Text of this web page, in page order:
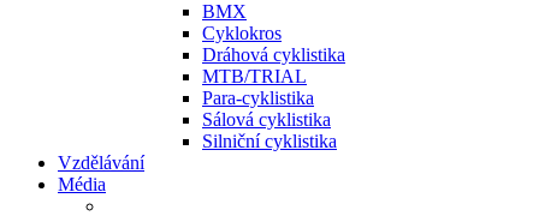
BMX
Cyklokros
Dráhová cyklistika
MTB/TRIAL
Para-cyklistika
Sálová cyklistika
Silniční cyklistika
Vzdělávání
Média